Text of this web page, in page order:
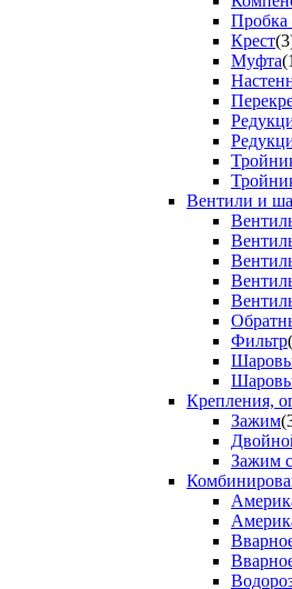
Пробка
Крест
Муфта
Вентили и
Фильтр
Крепления,
Зажим
Зажим